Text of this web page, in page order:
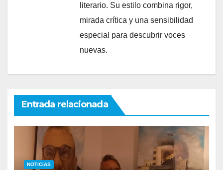
literario. Su estilo combina rigor,
mirada crítica y una sensibilidad
especial para descubrir voces
nuevas.
Entrada relacionada
NOTICIAS